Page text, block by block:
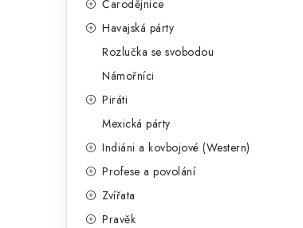
Čarodějnice
Havajská párty
Rozlučka se svobodou
Námořníci
Piráti
Mexická párty
Indiáni a kovbojové (Western)
Profese a povolání
Zvířata
Pravěk